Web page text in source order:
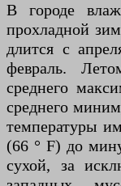
В городе
прохладной
длится с
февраль.
среднего
среднего
температуры
(66 ° F) до
сухой, за